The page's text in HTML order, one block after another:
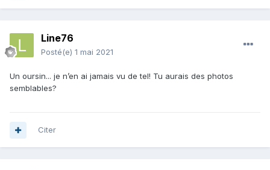
Line76
Posté(e) 1 mai 2021
Un oursin... je n’en ai jamais vu de tel! Tu aurais des photos
semblables?
Citer